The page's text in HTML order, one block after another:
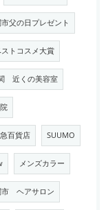
父の日プレゼント
トコスメ大賞
近くの美容室
百貨店 SUUMO
メンズカラー
市 ヘアサロン